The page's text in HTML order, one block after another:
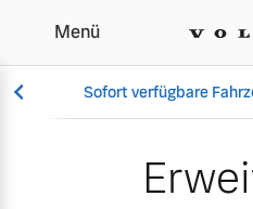
Erweiterte
Menü
Sofort verfügbare